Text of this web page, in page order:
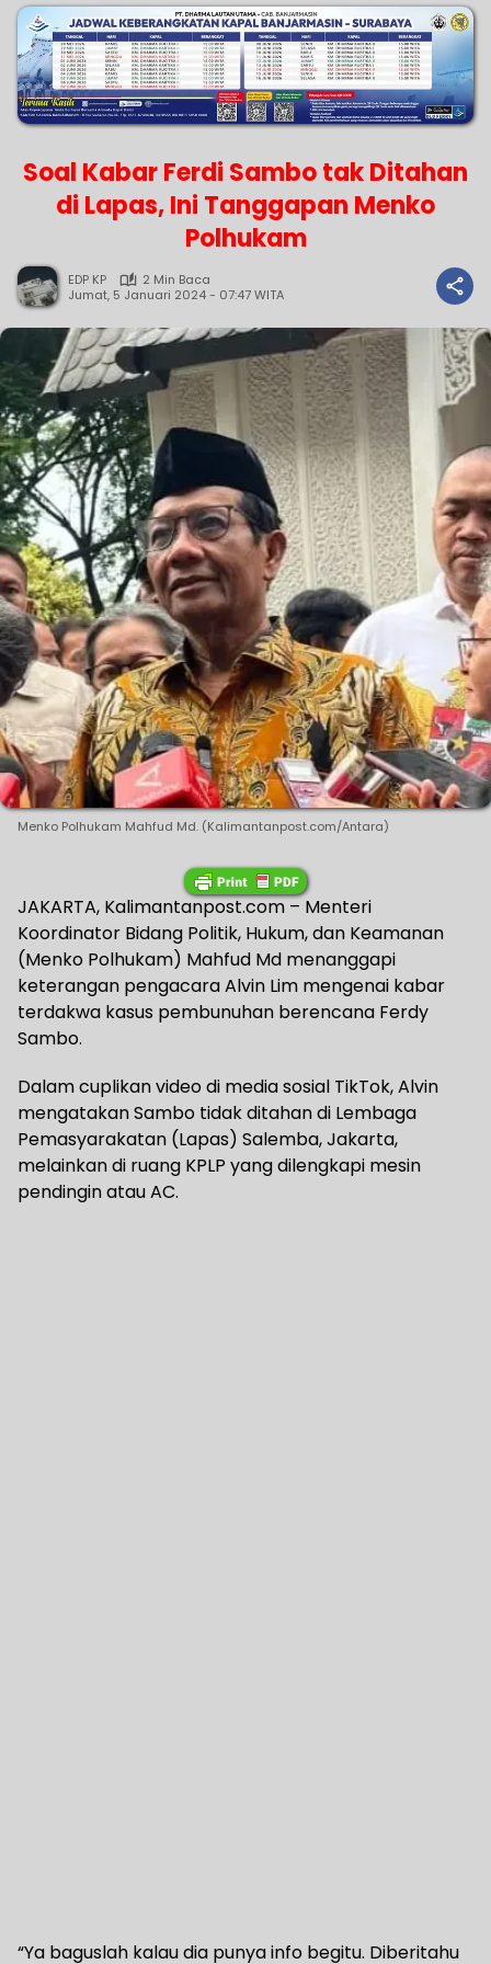
Soal Kabar Ferdi Sambo tak Ditahan
di Lapas, Ini Tanggapan Menko
Polhukam
EDP KP
2 Min Baca
Jumat, 5 Januari 2024 - 07:47 WITA
Menko Polhukam Mahfud Md. (Kalimantanpost.com/Antara)
JAKARTA, Kalimantanpost.com – Menteri
Koordinator Bidang Politik, Hukum, dan Keamanan
(Menko Polhukam) Mahfud Md menanggapi
keterangan pengacara Alvin Lim mengenai kabar
terdakwa kasus pembunuhan berencana Ferdy
Sambo.
Dalam cuplikan video di media sosial TikTok, Alvin
mengatakan Sambo tidak ditahan di Lembaga
Pemasyarakatan (Lapas) Salemba, Jakarta,
melainkan di ruang KPLP yang dilengkapi mesin
pendingin atau AC.
“Ya baguslah kalau dia punya info begitu. Diberitahu